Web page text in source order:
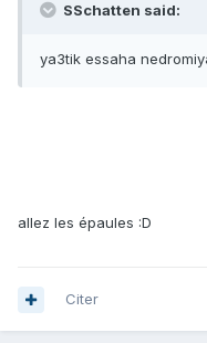
SSchatten said:
ya3tik essaha
allez les épaules :D
Citer